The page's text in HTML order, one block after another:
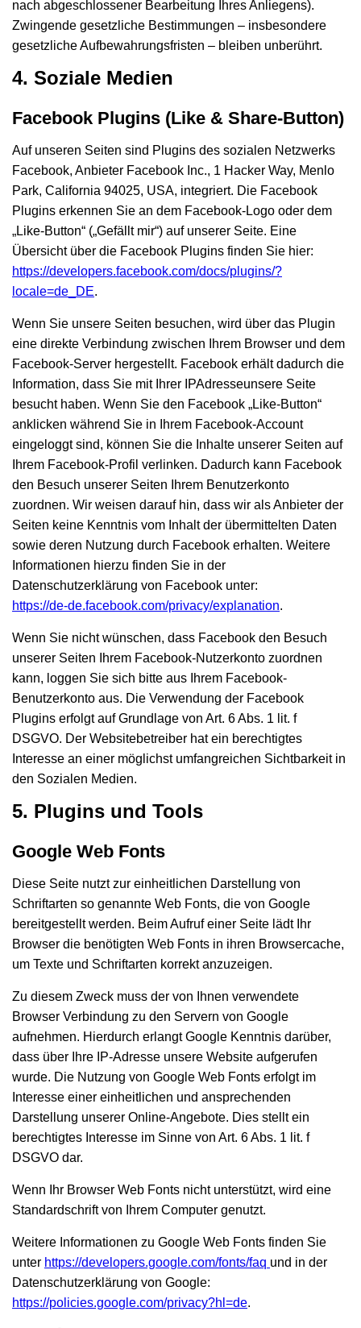
nach abgeschlossener Bearbeitung Ihres Anliegens).
Zwingende gesetzliche Bestimmungen – insbesondere
gesetzliche Aufbewahrungsfristen – bleiben unberührt.
4. Soziale Medien
Facebook Plugins (Like & Share-Button)
Auf unseren Seiten sind Plugins des sozialen Netzwerks
Facebook, Anbieter Facebook Inc., 1 Hacker Way, Menlo
Park, California 94025, USA, integriert. Die Facebook
Plugins erkennen Sie an dem Facebook-Logo oder dem
„Like-Button“ („Gefällt mir“) auf unserer Seite. Eine
Übersicht über die Facebook Plugins finden Sie hier:
https://developers.facebook.com/docs/plugins/?
locale=de_DE.
Wenn Sie unsere Seiten besuchen, wird über das Plugin
eine direkte Verbindung zwischen Ihrem Browser und dem
Facebook-Server hergestellt. Facebook erhält dadurch die
Information, dass Sie mit Ihrer IPAdresseunsere Seite
besucht haben. Wenn Sie den Facebook „Like-Button“
anklicken während Sie in Ihrem Facebook-Account
eingeloggt sind, können Sie die Inhalte unserer Seiten auf
Ihrem Facebook-Profil verlinken. Dadurch kann Facebook
den Besuch unserer Seiten Ihrem Benutzerkonto
zuordnen. Wir weisen darauf hin, dass wir als Anbieter der
Seiten keine Kenntnis vom Inhalt der übermittelten Daten
sowie deren Nutzung durch Facebook erhalten. Weitere
Informationen hierzu finden Sie in der
Datenschutzerklärung von Facebook unter:
https://de-de.facebook.com/privacy/explanation.
Wenn Sie nicht wünschen, dass Facebook den Besuch
unserer Seiten Ihrem Facebook-Nutzerkonto zuordnen
kann, loggen Sie sich bitte aus Ihrem Facebook-
Benutzerkonto aus. Die Verwendung der Facebook
Plugins erfolgt auf Grundlage von Art. 6 Abs. 1 lit. f
DSGVO. Der Websitebetreiber hat ein berechtigtes
Interesse an einer möglichst umfangreichen Sichtbarkeit in
den Sozialen Medien.
5. Plugins und Tools
Google Web Fonts
Diese Seite nutzt zur einheitlichen Darstellung von
Schriftarten so genannte Web Fonts, die von Google
bereitgestellt werden. Beim Aufruf einer Seite lädt Ihr
Browser die benötigten Web Fonts in ihren Browsercache,
um Texte und Schriftarten korrekt anzuzeigen.
Zu diesem Zweck muss der von Ihnen verwendete
Browser Verbindung zu den Servern von Google
aufnehmen. Hierdurch erlangt Google Kenntnis darüber,
dass über Ihre IP-Adresse unsere Website aufgerufen
wurde. Die Nutzung von Google Web Fonts erfolgt im
Interesse einer einheitlichen und ansprechenden
Darstellung unserer Online-Angebote. Dies stellt ein
berechtigtes Interesse im Sinne von Art. 6 Abs. 1 lit. f
DSGVO dar.
Wenn Ihr Browser Web Fonts nicht unterstützt, wird eine
Standardschrift von Ihrem Computer genutzt.
Weitere Informationen zu Google Web Fonts finden Sie
unter https://developers.google.com/fonts/faq und in der
Datenschutzerklärung von Google:
https://policies.google.com/privacy?hl=de.